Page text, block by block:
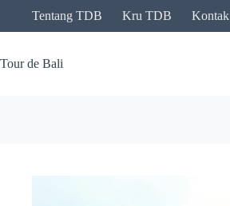
content
Tentang TDB Kru TDB Kontak
Tour de Bali